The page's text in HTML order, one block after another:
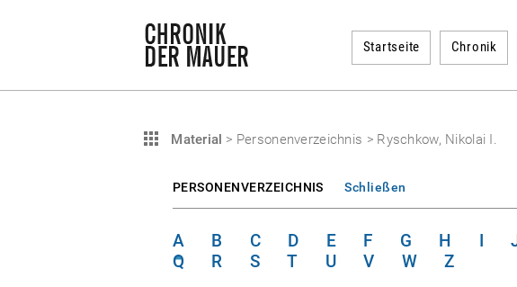
Startseite Chronik
Material > Personenverzeichnis > Ryschkow, Nikolai I.
PERSONENVERZEICHNIS Schließen
A B C D E F G H I
Q
R S T U V W Z